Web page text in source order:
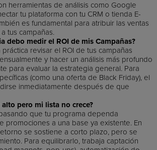
herramientas de análisis como Google
tu plataforma con tu CRM o tienda E-
es fundamental para atribuir las ventas
tus campañas.
debo medir el ROI de mis Campañas?
práctica revisar el ROI de tus campañas
y hacer un análisis más profundo
para evaluar la estrategia general. Para
(como una oferta de Black Friday), el
inmediatamente después de que
alto pero mi lista no crece?
que tu programa dependa
promociones a una base ya existente. En
se sostiene a corto plazo, pero se
Para equilibrarlo, trabaja captación